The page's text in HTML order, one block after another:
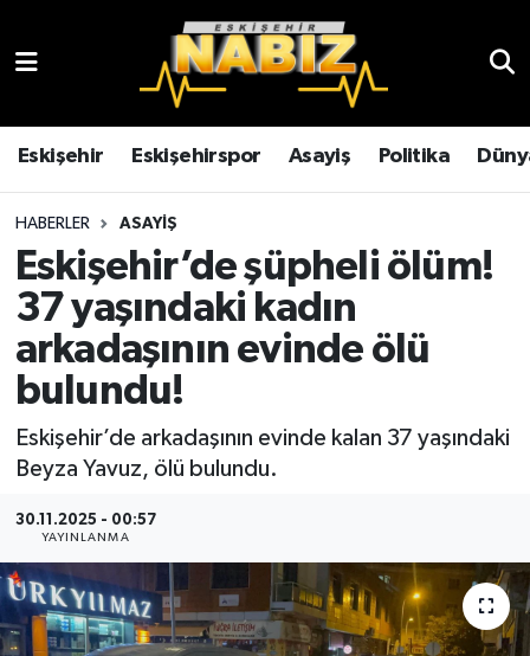
Eskişehir Eskişehirspor Asayiş Politika
HABERLER ASAYIŞ
Eskişehir’de şüpheli ölüm!
37 yaşındaki kadın
arkadaşının evinde ölü
bulundu!
Eskişehir’de arkadaşının evinde kalan 37 yaşındaki
Beyza Yavuz, ölü bulundu.
30.11.2025 - 00:57
YAYINLANMA
Çevre
Eğitim
Ekonomi
Eskişehir
Eskişehirspor
Genel
Gündem
Kültür Sanat
Eskişehir Hava Durumu
Eskişehir Trafik Yoğunluk Haritası
TFF 3.Lig 4.Grup Puan Durumu ve Fikstür
Tüm Manşetler
Son Dakika Haberleri
Haber Arşivi